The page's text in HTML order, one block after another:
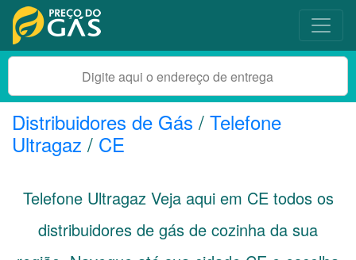
Distribuidores de Gás / Telefone
Ultragaz / CE
Telefone Ultragaz Veja aqui em CEtodos os
distribuidores de gás de cozinha da sua